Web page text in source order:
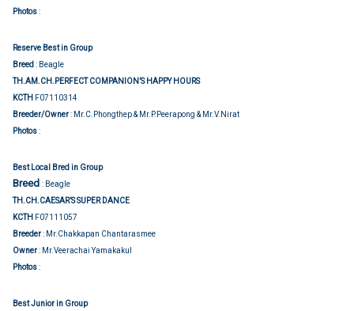
Photos:
Reserve Best in Group
Breed : Beagle
TH.AM.CH.PERFECT COMPANION’S HAPPY HOURS
KCTH F07110314
Breeder/Owner: Mr.C.Phongthep & Mr.P.Peerapong & Mr.V.Nirat
Photos:
Best Local Bred in Group
Breed : Beagle
TH.CH.CAESAR’S SUPER DANCE
KCTH F07111057
Breeder: Mr.Chakkapan Chantarasmee
Owner: Mr.Veerachai Yamakakul
Photos:
Best Junior in Group